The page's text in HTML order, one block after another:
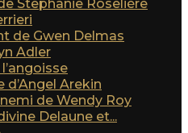
Stephanie Roselière
de Gwen Delmas
Adler
d’Angel Arekin
de Wendy Roy
Delaune et...